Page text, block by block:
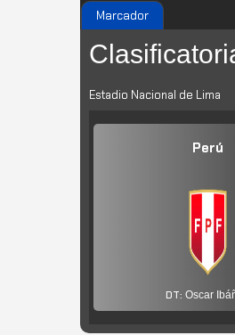
Marcador
Estadio Nacional de Lima
Perú
DT:Oscar